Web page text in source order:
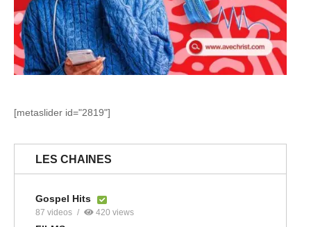
[metaslider id="2819"]
LES CHAINES
Gospel Hits
87 videos 420 views